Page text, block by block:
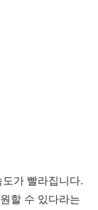
가 빨라집니다.
할 수 있다라는